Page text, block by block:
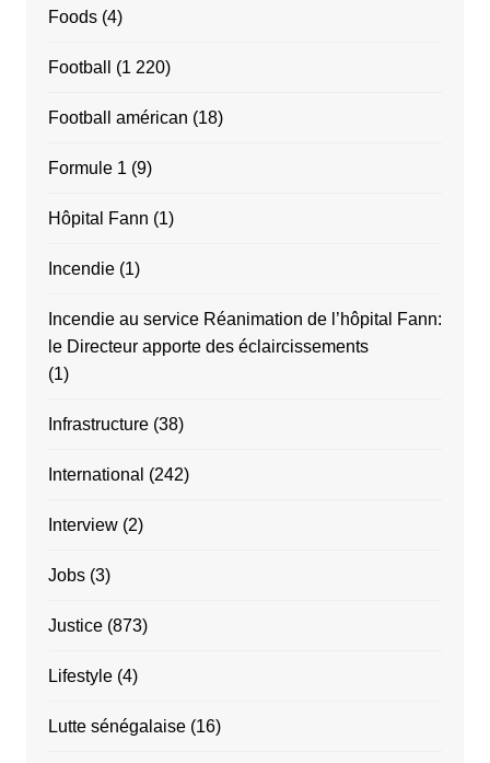
Foods(4)
Football (1 220)
Football américan (18)
Formule 1 (9)
Hôpital Fann (1)
Incendie(1)
Incendie au service Réanimation de l’hôpital Fann:
le Directeur apporte des éclaircissements
(1)
Infrastructure(38)
International (242)
Interview(2)
Jobs(3)
Justice(873)
Lifestyle(4)
Lutte sénégalaise(16)